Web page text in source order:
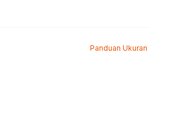
Panduan Ukuran